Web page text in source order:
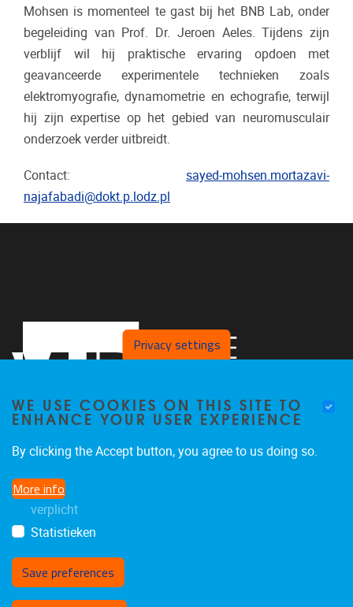
Mohsen is momenteel te gast bij het BNB Lab, onder
begeleiding van Prof. Dr. Jeroen Aeles. Tijdens zijn
verblijf wil hij praktische ervaring opdoen met
geavanceerde experimentele technieken zoals
elektromyografie, dynamometrie en echografie, terwijl
hij zijn expertise op het gebied van neuromusculair
onderzoek verder uitbreidt.
Contact: sayed-mohsen.mortazavi-
najafabadi@dokt.p.lodz.pl
Privacy settings
WE USE COOKIES ON THIS SITE TO
ENHANCE YOUR USER EXPERIENCE
By clicking the Accept button, you agree to us doing so.
More info
verplicht
Statistieken
Save preferences